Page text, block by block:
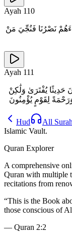
Ayah 110
نَصْرُنَا فَنُجِّيَ مَنْ
Ayah 111
حَدِيثًا يُفْتَرَىٰ وَلَٰكِنْ
لِقَوْمٍ يُؤْمِنُونَ
Hud All
Islamic Vault.
Quran Explorer
A comprehensive
Quran with multiple
recitations from
“This is the Book
those conscious of
— Quran 2:2